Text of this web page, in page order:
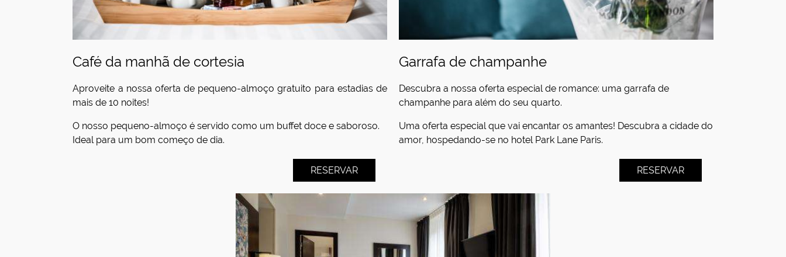
Café da manhã de cortesia
Aproveite a nossa oferta de pequeno-almoço gratuito para estadias de
mais de 10 noites!
O nosso pequeno-almoço é servido como um buffet doce e saboroso.
Ideal para um bom começo de dia.
RESERVAR
Garrafa de champanhe
Descubra a nossa oferta especial de romance: uma garrafa de
champanhe para além do seu quarto.
Uma oferta especial que vai encantar os amantes! Descubra a cidade do
amor, hospedando-se no hotel Park Lane Paris.
RESERVAR